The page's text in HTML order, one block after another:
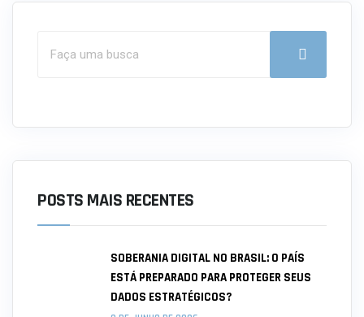
POSTS MAIS RECENTES
SOBERANIA DIGITAL NO BRASIL: O PAÍS
ESTÁ PREPARADO PARA PROTEGER SEUS
DADOS ESTRATÉGICOS?